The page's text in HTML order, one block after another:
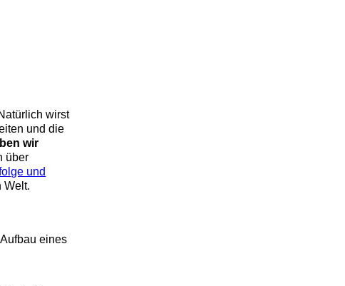
wirst
und die
wir
über
und
Welt.
eines